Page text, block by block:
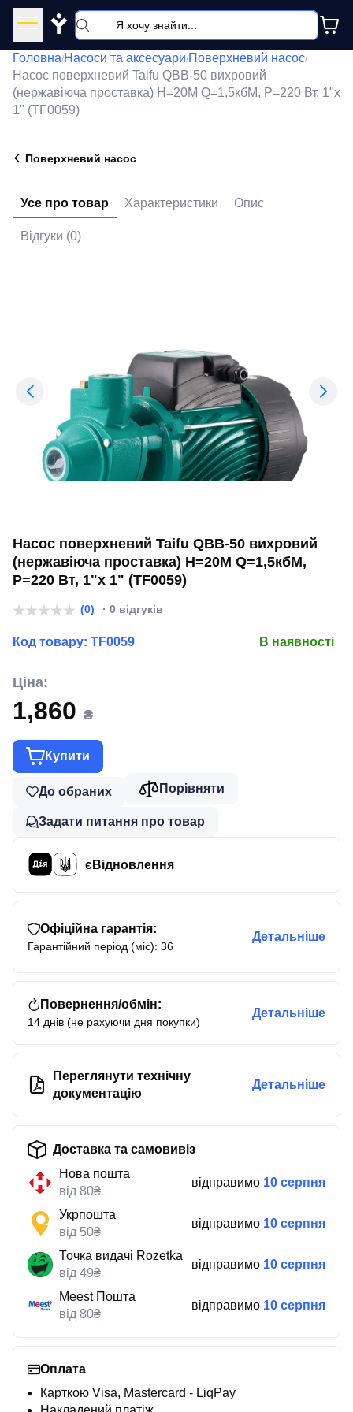
Y
Головна/Насоси та аксесуари/Поверхневий насос/
Насос поверхневий Taifu QBB-50 вихровий
(нержавіюча проставка) Н=20М Q=1,5кбМ, P=220 Вт, 1"x
1" (TF0059)
Поверхневий насос
Усе про товар Характеристики Опис
Відгуки (0)
Насос поверхневий Taifu QBB-50 вихровий
(нержавіюча проставка) Н=20М Q=1,5кбМ,
P=220 Вт, 1"x 1" (TF0059)
(0) · 0 відгуків
Код товару: TF0059 В наявності
Ціна:
1,860 ₴
Купити
До обраних Порівняти
Задати питання про товар
єВідновлення
Офіційна гарантія:
Гарантійний період (міс): 36
Детальніше
Повернення/обмін:
14 днів (не рахуючи дня покупки)
Детальніше
Переглянути технічну
документацію
Детальніше
Доставка та самовивіз
Нова пошта
від 80₴
відправимо 10 серпня
Укрпошта
від 50₴
відправимо 10 серпня
Точка видачі Rozetka
від 49₴
відправимо 10 серпня
Meest Пошта
від 80₴
відправимо 10 серпня
Оплата
Карткою Visa, Mastercard - LiqPay